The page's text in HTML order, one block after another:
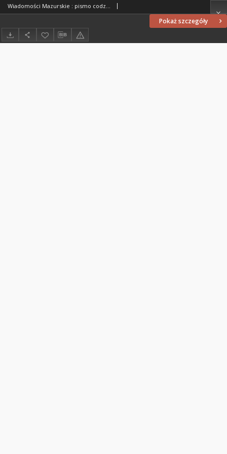
Pokaż szczegóły
Wiadomości Mazurskie : pismo codzienne. 1946 (R. 2), nr 264 (275)